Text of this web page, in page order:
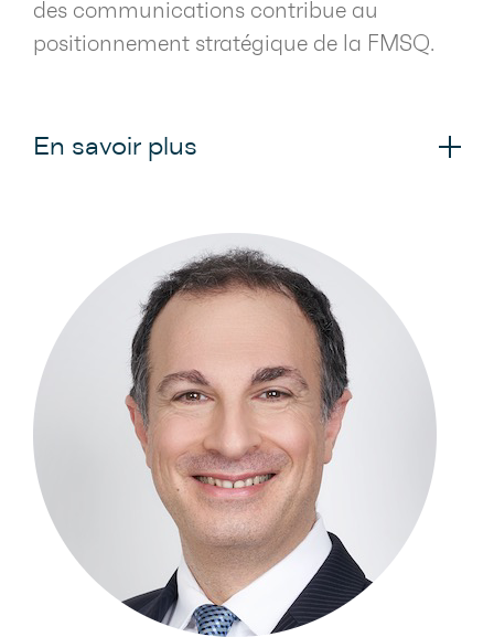
des communications contribue au
positionnement stratégique de la FMSQ.
En savoir plus
des communications transmet aux
médecins spécialistes les informations à
jour sur les activités, orientations, prises
de position de la FMSQ et autres sujets
d'importance pour ses
membres. Elle produit aussi, pour ses
membres et pour tous ceux qui sont
intéressés par les enjeux entourant la
médecine spécialisée au Québec, divers
outils de communication. Elle assure
aussi la présence de la Fédération dans
les médias sociaux.